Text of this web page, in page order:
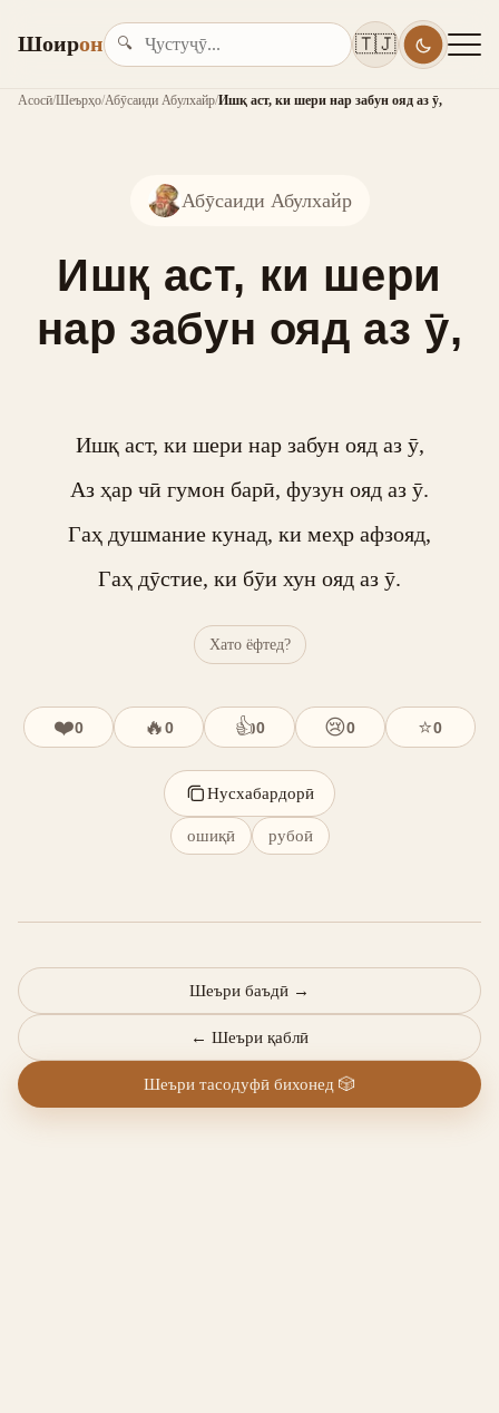
Шоирон 🔍 🇹🇯
Асосӣ/Шеърҳо/Абӯсаиди Абулхайр/Ишқ аст, ки шери нар забун ояд аз ӯ,
Абӯсаиди Абулхайр
Ишқ аст, ки шери
нар забун ояд аз ӯ,
Ишқ аст, ки шери нар забун ояд аз ӯ,
Аз ҳар чӣ гумон барӣ, фузун ояд аз ӯ.
Гаҳ душмание кунад, ки меҳр афзояд,
Гаҳ дӯстие, ки бӯи хун ояд аз ӯ.
Хато ёфтед?
❤️0 🔥0 👍0 😢0 ⭐0
Нусхабардорӣ
ошиқӣ рубоӣ
← Шеъри қаблӣ
Шеъри баъдӣ →
Шеъри тасодуфӣ бихонед 🎲